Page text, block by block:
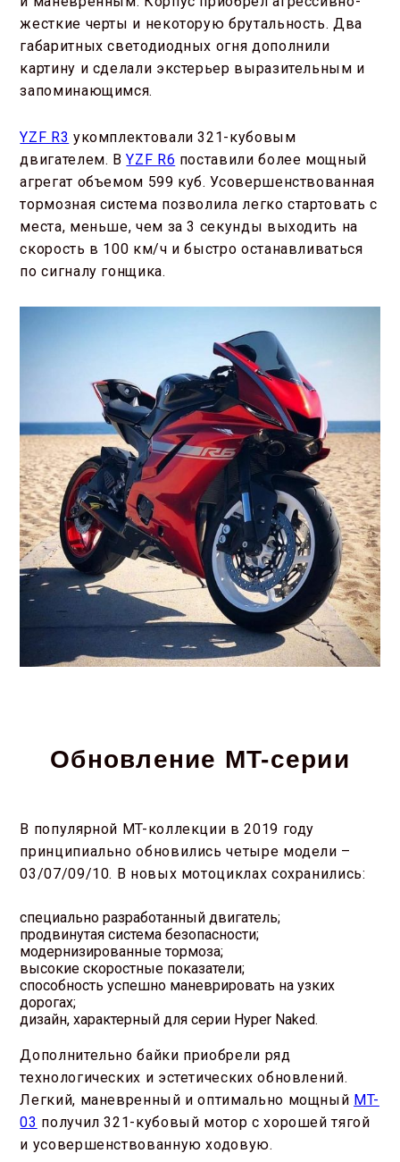
жесткие черты и некоторую брутальность. Два
габаритных светодиодных огня дополнили
картину и сделали экстерьер выразительным и
запоминающимся.
YZF R3 укомплектовали 321-кубовым
двигателем. ВYZF R6 поставили более мощный
агрегат объемом 599 куб. Усовершенствованная
тормозная система позволила легко стартовать с
места, меньше, чем за 3 секунды выходить на
скорость в 100 км/ч и быстро останавливаться
по сигналу гонщика.
Обновление MT-серии
В популярной MT-коллекции в 2019 году
принципиально обновились четыре модели –
03/07/09/10. В новых мотоциклах сохранились:
специально разработанный двигатель;
продвинутая система безопасности;
модернизированные тормоза;
высокие скоростные показатели;
способность успешно маневрировать на узких
дорогах;
дизайн, характерный для серии Hyper Naked.
Дополнительно байки приобрели ряд
технологических и эстетических обновлений.
Легкий, маневренный и оптимально мощный MT-
03 получил 321-кубовый мотор с хорошей тягой
и усовершенствованную ходовую.